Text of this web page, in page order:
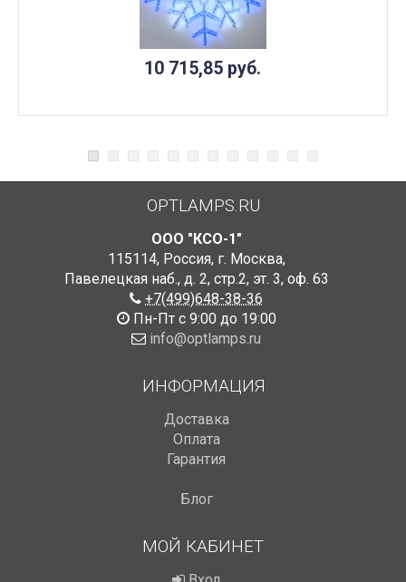
10 715,85 руб.
OPTLAMPS.RU
ООО "КСО-1"
115114, Россия, г. Москва,
Павелецкая наб., д. 2, стр.2, эт. 3, оф. 63
+7(499)648-38-36
Пн-Пт с 9:00 до 19:00
info@optlamps.ru
ИНФОРМАЦИЯ
Доставка
Оплата
Гарантия
Блог
МОЙ КАБИНЕТ